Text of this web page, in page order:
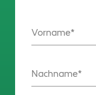
Vorname
Nachname